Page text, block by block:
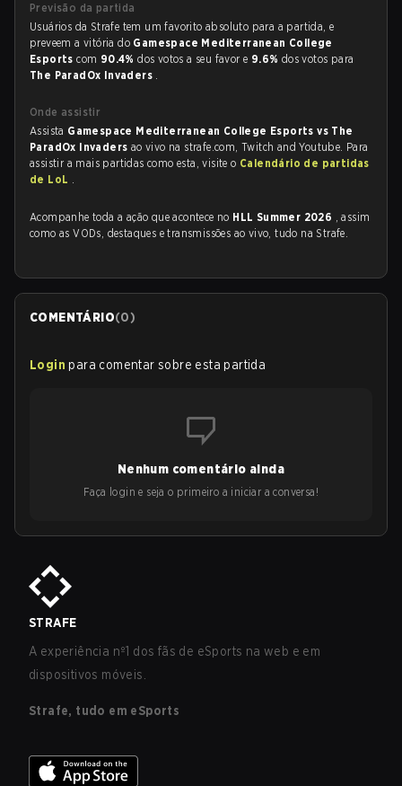
Previsão da partida
Usuários da Strafe tem um favorito absoluto para a partida, e
preveem a vitória do Gamespace Mediterranean College
Esportscom 90.4%dos votos a seu favor e 9.6% dos votos para
The ParadOx Invaders .
Onde assistir
Assista Gamespace Mediterranean College Esports vs The
ParadOx Invaders ao vivo na strafe.com, Twitch and Youtube. Para
assistir a mais partidas como esta, visite o Calendário de partidas
de LoL .
Acompanhe toda a ação que acontece no HLL Summer 2026 , assim
como as VODs, destaques e transmissões ao vivo, tudo na Strafe.
COMENTÁRIO(0)
Login para comentar sobre esta partida
Nenhum comentário ainda
Faça login e seja o primeiro a iniciar a conversa!
STRAFE
A experiência nº1 dos fãs de eSports na web e em
dispositivos móveis.
Strafe, tudo em eSports